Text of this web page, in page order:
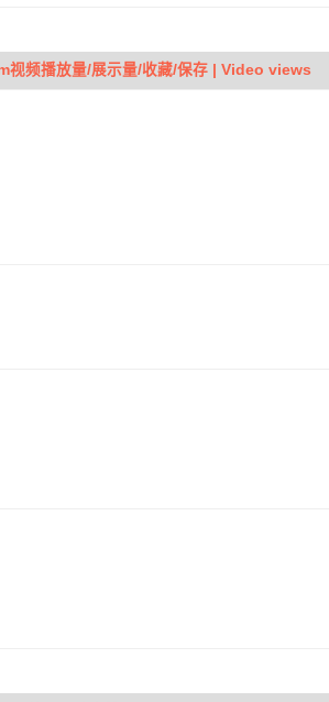
视频播放量/展示量/收藏/保存 | Video views